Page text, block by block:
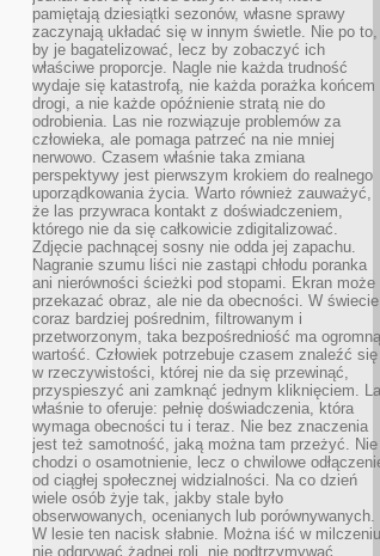
pamiętają dziesiątki sezonów, własne sprawy
zaczynają układać się w innym świetle. Nie po to,
by je bagatelizować, lecz by zobaczyć ich
właściwe proporcje. Nagle nie każda trudność
wydaje się katastrofą, nie każda porażka końcem
drogi, a nie każde opóźnienie stratą nie do
odrobienia. Las nie rozwiązuje problemów za
człowieka, ale pomaga patrzeć na nie mniej
nerwowo. Czasem właśnie taka zmiana
perspektywy jest pierwszym krokiem do realnego
uporządkowania życia. Warto również zauważyć,
że las przywraca kontakt z doświadczeniem,
którego nie da się całkowicie zdigitalizować.
Zdjęcie pachnącej sosny nie odda jej zapachu.
Nagranie szumu liści nie zastąpi chłodu poranka
ani nierówności ścieżki pod stopami. Ekran może
przekazać obraz, ale nie da obecności. W świecie
coraz bardziej pośrednim, filtrowanym i
przetworzonym, taka bezpośredniość ma ogromną
wartość. Człowiek potrzebuje czasem znaleźć się
w rzeczywistości, której nie da się przewinąć,
przyspieszyć ani zamknąć jednym kliknięciem.
właśnie to oferuje: pełnię doświadczenia, która
wymaga obecności tu i teraz. Nie bez znaczenia
jest też samotność, jaką można tam przeżyć. Nie
chodzi o osamotnienie, lecz o chwilowe
od ciągłej społecznej widzialności. Na co dzień
wiele osób żyje tak, jakby stale było
obserwowanych, ocenianych lub porównywanych.
W lesie ten nacisk słabnie. Można iść w
nie odgrywać żadnej roli, nie podtrzymywać